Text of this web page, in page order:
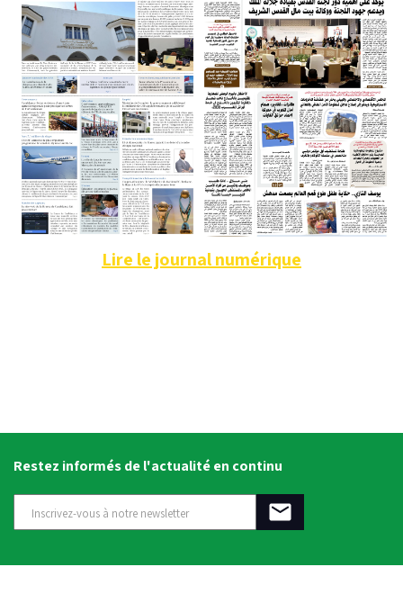
Lire le journal numérique
Restez informés de l'actualité en continu